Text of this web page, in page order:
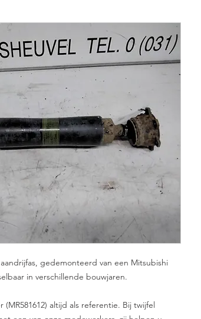
gedemonteerd van een Mitsubishi
in verschillende bouwjaren.
altijd als referentie. Bij twijfel